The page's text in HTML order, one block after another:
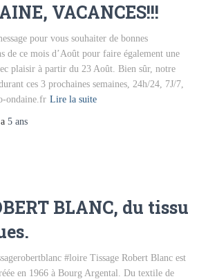
VACANCES!!!
pour vous souhaiter de bonnes
de ce mois d’Août pour faire également une
plaisir à partir du 23 Août. Bien sûr, notre
ces 3 prochaines semaines, 24h/24, 7J/7,
ondaine.fr Lire la suite
5 ans
BLANC, du tissu
#loire Tissage Robert Blanc est
en 1966 à Bourg Argental. Du textile de